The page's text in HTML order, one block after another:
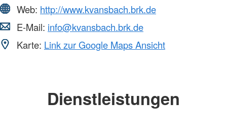
Web: http://www.kvansbach.brk.de
E-Mail: info@kvansbach.brk.de
Karte: Link zur Google Maps Ansicht
Dienstleistungen